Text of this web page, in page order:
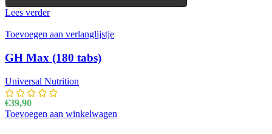
Lees verder
Toevoegen aan verlanglijstje
GH Max (180 tabs)
Universal Nutrition
€39,90
Toevoegen aan winkelwagen